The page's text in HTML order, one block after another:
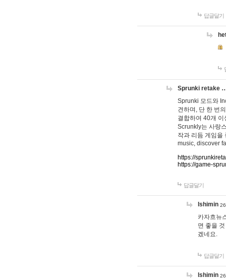
답글달기
Sprunki retake
Sprunki 모드와
견하며, 단 한 번
결합하여 40개
Scrunkly는 사랑
작과 리듬 게임을
music, discover
https://
https://game-
답글달기
lshimin
카자흐뉴
면 좋을
겠네요.
답글달기
lshimin